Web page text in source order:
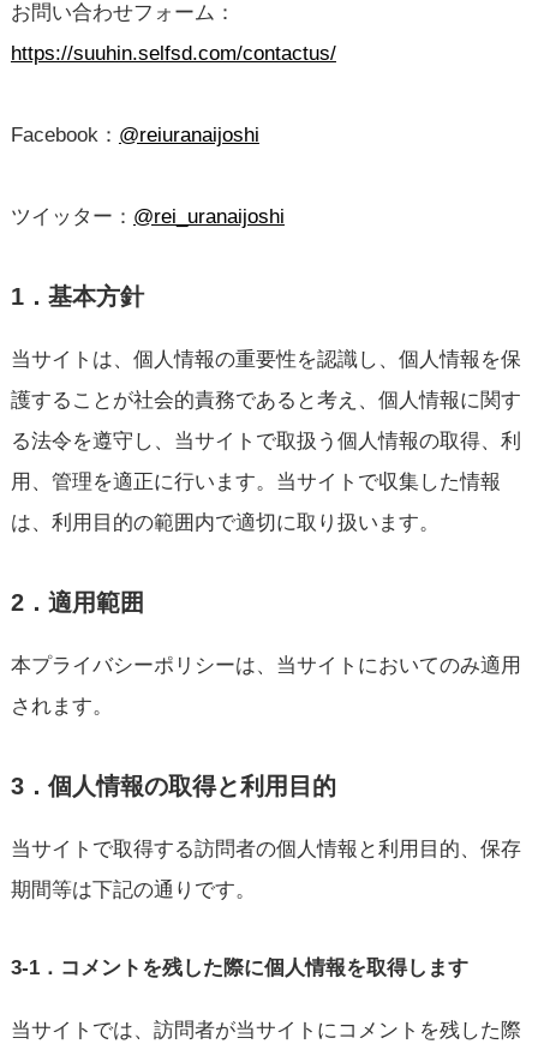
お問い合わせフォーム：
https://suuhin.selfsd.com/contactus/
Facebook： @reiuranaijoshi
ツイッター： @rei_uranaijoshi
1．基本方針
当サイトは、個人情報の重要性を認識し、個人情報を保
護することが社会的責務であると考え、個人情報に関す
る法令を遵守し、当サイトで取扱う個人情報の取得、利
用、管理を適正に行います。当サイトで収集した情報
は、利用目的の範囲内で適切に取り扱います。
2．適用範囲
本プライバシーポリシーは、当サイトにおいてのみ適用
されます。
3．個人情報の取得と利用目的
当サイトで取得する訪問者の個人情報と利用目的、保存
期間等は下記の通りです。
3-1．コメントを残した際に個人情報を取得します
当サイトでは、訪問者が当サイトにコメントを残した際